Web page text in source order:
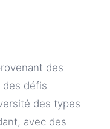
des
des défis
des types
avec des